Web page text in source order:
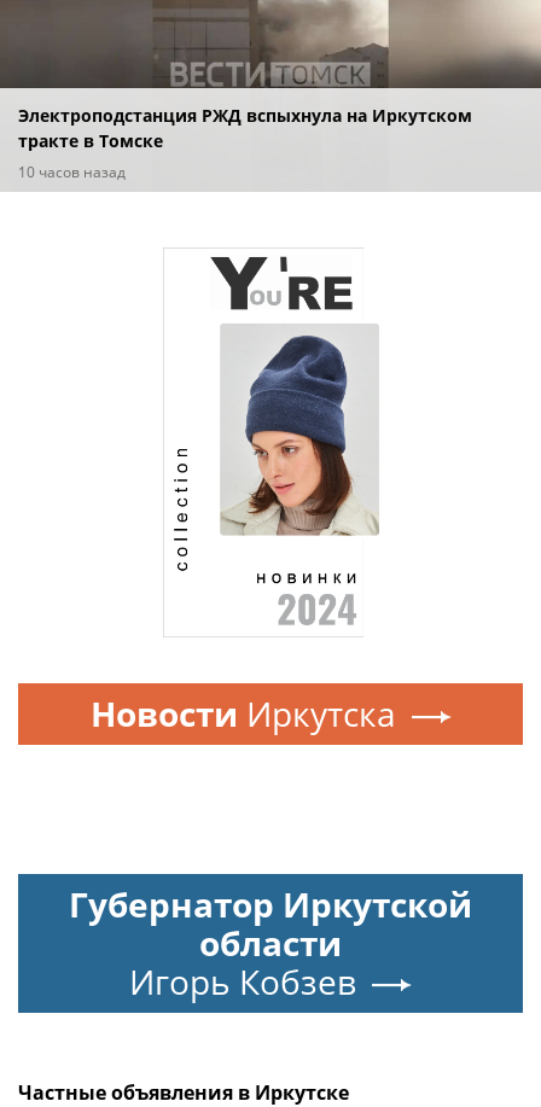
Электроподстанция РЖД вспыхнула на Иркутском
тракте в Томске
10 часов назад
Новости Иркутска
Губернатор Иркутской
области
Игорь Кобзев
Частные объявления в Иркутске